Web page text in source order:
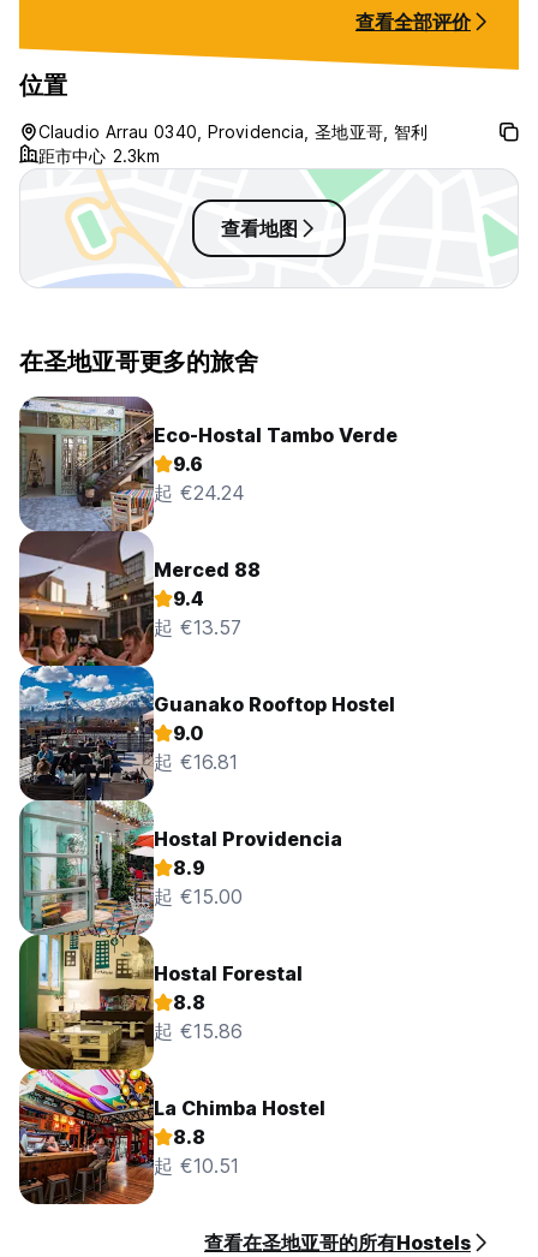
beds felt slightly
the top and no
downside.
I mention the
vibes.
查看全部评价
位置
Claudio Arrau 0340, Providencia, 圣地亚哥, 智利
距市中心 2.3km
查看地图
在圣地亚哥更多的旅舍
Eco-Hostal Tambo Verde
9.6
起 €24.24
Merced 88
9.4
起 €13.57
Guanako Rooftop Hostel
9.0
起 €16.81
Hostal Providencia
8.9
起 €15.00
Hostal Forestal
8.8
起 €15.86
La Chimba Hostel
8.8
起 €10.51
查看在圣地亚哥的所有Hostels